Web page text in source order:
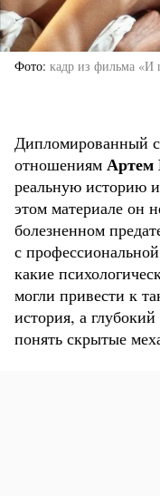
Фото кадр из фильма «И
Дипломированный
отношениям Артем
реальную историю
этом материале он
болезненном
с
какие
могли привести к
история, а
понять скрытые